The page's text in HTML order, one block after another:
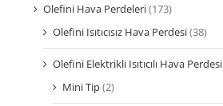
Olefini Hava Perdeleri(173)
Olefini Isıtıcısız Hava Perdesi(38)
Olefini Elektrikli Isıtıcılı Hava Perdesi
Mini Tip(2)